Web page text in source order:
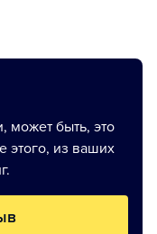
может быть, это
этого, из ваших